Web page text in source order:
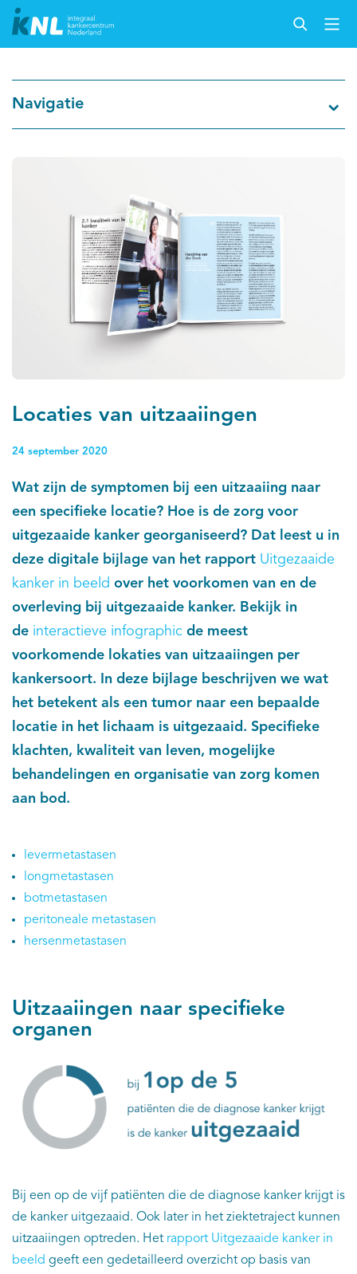
Navigatie
Locaties van uitzaaiingen
24 september 2020
Wat zijn de symptomen bij een uitzaaiing naar
een specifieke locatie? Hoe is de zorg voor
uitgezaaide kanker georganiseerd? Dat leest u in
deze digitale bijlage van het rapport Uitgezaaide
kanker in beeld over het voorkomen van en de
overleving bij uitgezaaide kanker. Bekijk in
de interactieve infographic de meest
voorkomende lokaties van uitzaaiingen per
kankersoort. In deze bijlage beschrijven we wat
het betekent als een tumor naar een bepaalde
locatie in het lichaam is uitgezaaid. Specifieke
klachten, kwaliteit van leven, mogelijke
behandelingen en organisatie van zorg komen
aan bod.
levermetastasen
longmetastasen
botmetastasen
peritoneale metastasen
hersenmetastasen
Uitzaaiingen naar specifieke
organen
Bij een op de vijf patiënten die de diagnose kanker krijgt is
de kanker uitgezaaid. Ook later in het ziektetraject kunnen
uitzaaiingen optreden. Het rapport Uitgezaaide kanker in
beeld geeft een gedetailleerd overzicht op basis van